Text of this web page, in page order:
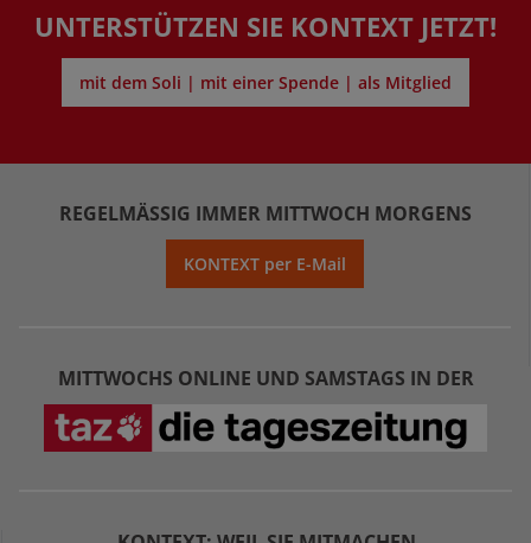
UNTERSTÜTZEN SIE KONTEXT JETZT!
mit dem Soli | mit einer Spende | als Mitglied
REGELMÄSSIG IMMER MITTWOCH MORGENS
KONTEXT per E-Mail
MITTWOCHS ONLINE UND SAMSTAGS IN DER